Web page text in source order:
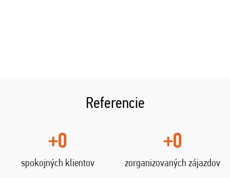
Referencie
+0
spokojných klientov
+0
zorganizovaných zájazdov